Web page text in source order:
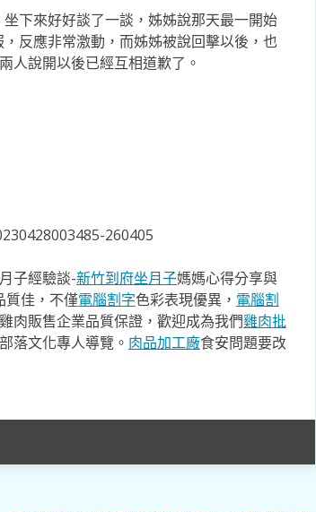
下來好好談了一談，姊姊說那天最一開始
反應非常激動，而姊姊被說回擊以後，也
人說開以後已經互相道歉了。
260405
子經驗談-新竹到府坐月子媽媽心得分享與
質佳，不僅電腦割字色彩表現優異， 電腦割
肉販售企業品質保證，歡迎成為我們雞肉批
落文化專人導覽。 肉品加工廠食安問題要改